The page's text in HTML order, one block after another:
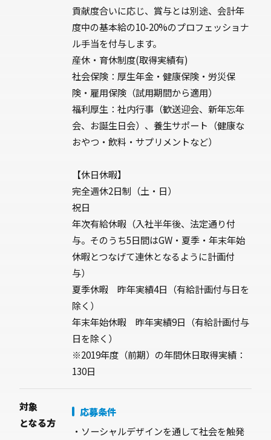
貢献度合いに応じ、賞与とは別途、会計年
度中の基本給の10-20%のプロフェッショナ
ル手当を付与します。
産休・育休制度(取得実績有)
社会保険：厚生年金・健康保険・労災保
険・雇用保険（試用期間から適用）
福利厚生：社内行事（歓送迎会、新年忘年
会、お誕生日会）、養生サポート（健康な
おやつ・飲料・サプリメントなど）
【休日休暇】
完全週休2日制（土・日）
祝日
年次有給休暇（入社半年後、法定通り付
与。そのうち5日間はGW・夏季・年末年始
休暇とつなげて連休となるように計画付
与）
夏季休暇 昨年実績4日（有給計画付与日を
除く）
年末年始休暇 昨年実績9日（有給計画付与
日を除く）
※2019年度（前期）の年間休日取得実績：
130日
対象
となる方
応募条件
・ソーシャルデザインを通して社会を触発